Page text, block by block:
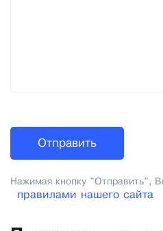
Нажимая кнопку "Отправить",
правилами нашего сайта